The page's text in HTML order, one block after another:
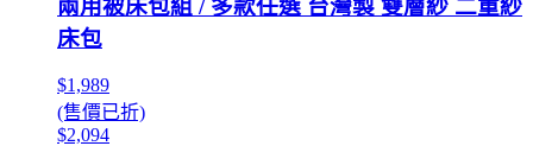
兩用被床包組 / 多款任選 台灣製 雙層紗 二重紗
床包
$1,989
(售價已折)
$2,094